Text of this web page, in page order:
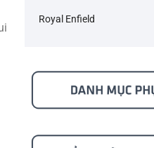
Royal Enfield